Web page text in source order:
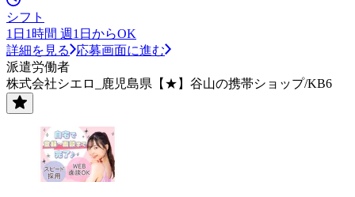
シフト
1日1時間 週1日からOK
詳細を見る
応募画面に進む
派遣労働者
株式会社シエロ_鹿児島県【★】谷山の携帯ショップ/KB6